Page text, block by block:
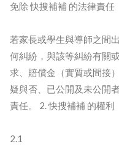
免除 快搜補補 的法律責任
若家長或學生與導師之間
何糾紛，與該等糾紛有關
求、賠償金（實質或間接
疑與否、已公開及未公開
責任。 2. 快搜補補 的權利
2.1